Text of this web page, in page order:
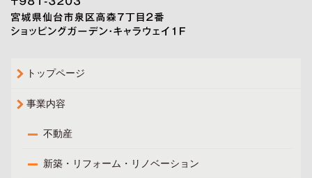
トップページ
事業内容
不動産
新築・リフォーム・リノベーション